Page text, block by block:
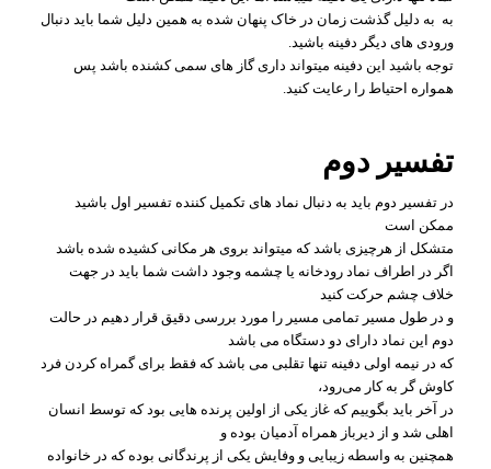
به به دلیل گذشت زمان در خاک پنهان شده به همین دلیل شما باید دنبال
ورودی های دیگر دفینه باشید.
توجه باشید این دفینه میتواند داری گاز های سمی کشنده باشد پس
همواره احتیاط را رعایت کنید.
تفسیر دوم
در تفسیر دوم باید به دنبال نماد های تکمیل کننده تفسیر اول باشید
ممکن است
متشکل از هرچیزی باشد که میتواند بروی هر مکانی کشیده شده باشد
اگر در اطراف نماد رودخانه یا چشمه وجود داشت شما باید در جهت
خلاف چشم حرکت کنید
و در طول مسیر تمامی مسیر را مورد بررسی دقیق قرار دهیم در حالت
دوم این نماد دارای دو دستگاه می باشد
که در نیمه اولی دفینه تنها تقلبی می باشد که فقط برای گمراه کردن فرد
کاوش گر به کار می‌رود،
در آخر باید بگوییم که غاز یکی از اولین پرنده هایی بود که توسط انسان
اهلی شد و از دیرباز همراه آدمیان بوده و
همچنین به واسطه زیبایی و وفایش یکی از پرندگانی بوده که در خانواده